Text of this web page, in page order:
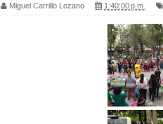
Miguel Carrillo Lozano 1:40:00 p.m.